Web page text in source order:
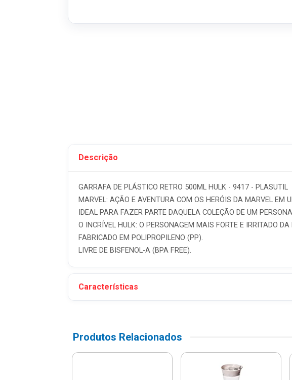
Descrição
GARRAFA DE PLÁSTICO RETRO 500ML HULK - 9417 - PLASUTIL
MARVEL: AÇÃO E AVENTURA COM OS HERÓIS DA MARVEL EM
IDEAL PARA FAZER PARTE DAQUELA COLEÇÃO DE UM
O INCRÍVEL HULK: O PERSONAGEM MAIS FORTE E IRRITADO
FABRICADO EM POLIPROPILENO (PP).
LIVRE DE BISFENOL-A (BPA FREE).
Características
Produtos Relacionados